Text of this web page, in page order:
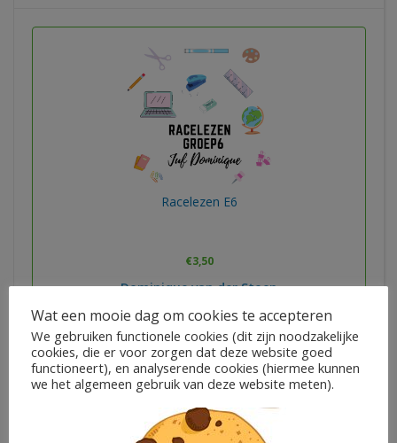
Racelezen E6
€3,50
Dominique van der Stoep
In winkelwagen
Wat een mooie dag om cookies te accepteren
We gebruiken functionele cookies (dit zijn noodzakelijke
cookies, die er voor zorgen dat deze website goed
functioneert), en analyserende cookies (hiermee kunnen
we het algemeen gebruik van deze website meten).